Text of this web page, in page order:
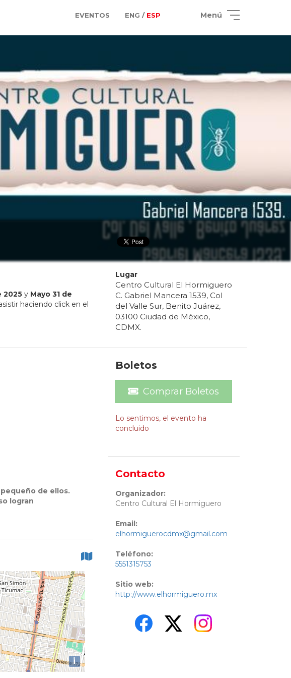
EVENTOS ENG / ESP Menú
2025y Mayo 31de
haciendo click en el
Lugar
Centro Cultural El Hormiguero
C. Gabriel Mancera 1539, Col
del Valle Sur, Benito Juárez,
03100 Ciudad de México,
CDMX.
de ellos.
logran
i
Boletos
Comprar Boletos
Lo sentimos, el evento ha
concluido
Contacto
Organizador:
Centro Cultural El Hormiguero
Email:
elhormiguerocdmx@gmail.com
Teléfono:
5551315753
Sitio web:
http://www.elhormiguero.mx